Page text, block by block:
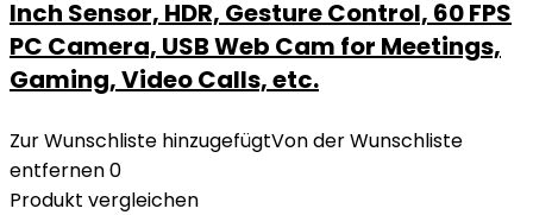
Inch Sensor, HDR, Gesture Control, 60 FPS
PC Camera, USB Web Cam for Meetings,
Gaming, Video Calls, etc.
Zur Wunschliste hinzugefügtVon der Wunschliste
entfernen0
Produkt vergleichen